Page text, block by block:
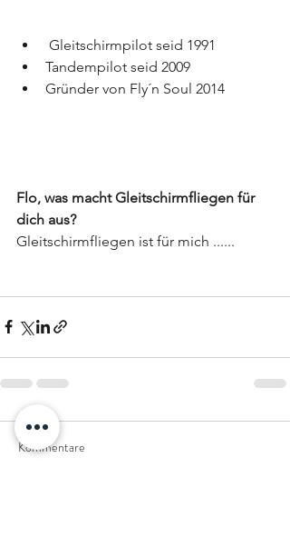
Gleitschirmpilot seid 1991
Tandempilot seid 2009
Gründer von Fly´n Soul 2014
Flo, was macht Gleitschirmfliegen für
dich aus?
Gleitschirmfliegen ist für mich ......
Kommentare